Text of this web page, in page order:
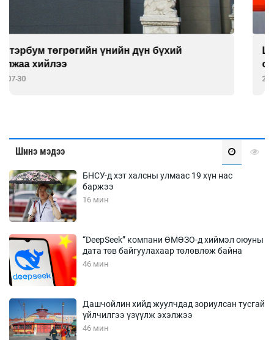
Шатахуун хомсодсоны буруутан дахиад л
олдсонгүй
2026-07-30
Шинэ мэдээ
БНСУ-д хэт халсны улмаас 19 хүн нас
баржээ
16 мин
“DeepSeek” компани ӨМӨЗО-д хиймэл оюуны
дата төв байгуулахаар төлөвлөж байна
46 мин
Дашчойлин хийд жуулчдад зориулсан тусгай
үйлчилгээ үзүүлж эхэлжээ
46 мин